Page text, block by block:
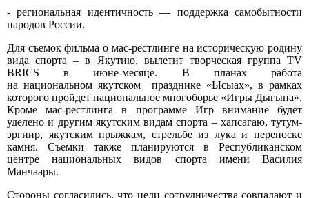
- региональная идентичность — поддержка самобытности
народов России.
Для съемок фильма о мас-рестлинге на историческую родину
вида спорта – в Якутию, вылетит творческая группа TV
BRICS в июне-месяце. В планах работа
на национальном якутском празднике «Ысыах», в рамках
которого пройдет национальное многоборье «Игры Дыгына».
Кроме мас-рестлинга в программе Игр внимание будет
уделено и другим якутским видам спорта – хапсагаю, тутум-
эргиир, якутским прыжкам, стрельбе из лука и переноске
камня. Съемки также планируются в Республиканском
центре национальных видов спорта имени Василия
Манчаары.
Стороны согласились, что цели сотрудничества совпадают и